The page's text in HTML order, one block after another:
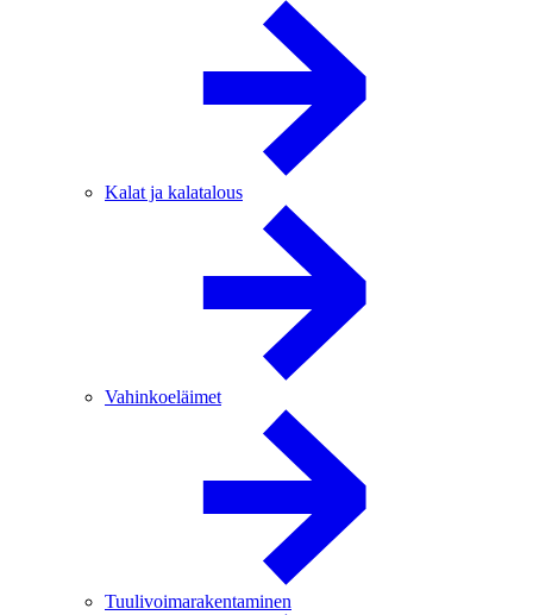
Kalat ja kalatalous
Vahinkoeläimet
Tuulivoimarakentaminen